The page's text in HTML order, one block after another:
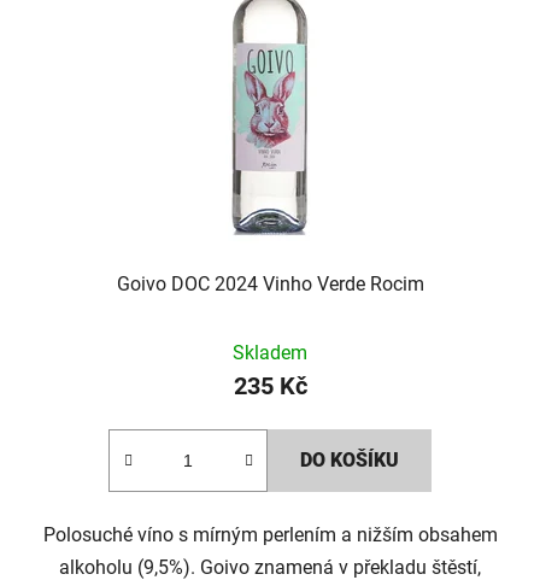
Goivo DOC 2024 Vinho Verde Rocim
Skladem
235 Kč
DO KOŠÍKU
Polosuché víno s mírným perlením a nižším obsahem
alkoholu (9,5%). Goivo znamená v překladu štěstí,